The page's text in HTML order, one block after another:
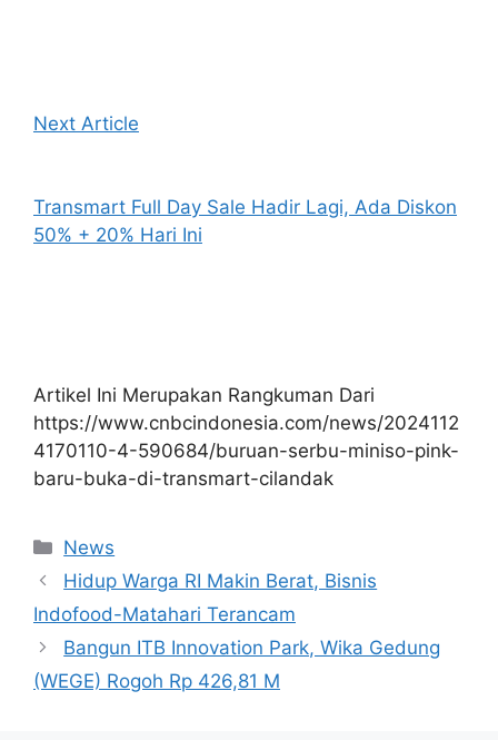
Next Article
Transmart Full Day Sale Hadir Lagi, Ada Diskon
50% + 20% Hari Ini
Artikel Ini Merupakan Rangkuman Dari
https://www.cnbcindonesia.com/news/2024112
4170110-4-590684/buruan-serbu-miniso-pink-
baru-buka-di-transmart-cilandak
Kategori
News
Hidup Warga RI Makin Berat, Bisnis
Indofood-Matahari Terancam
Bangun ITB Innovation Park, Wika Gedung
(WEGE) Rogoh Rp 426,81 M